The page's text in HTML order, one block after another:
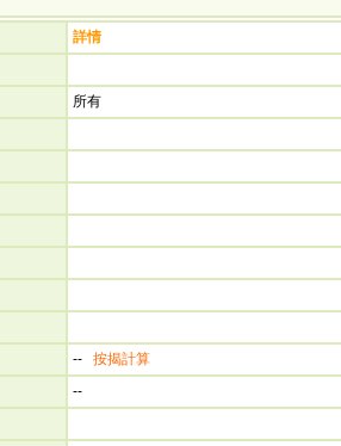
詳情
所有
-- 按揭計算
--